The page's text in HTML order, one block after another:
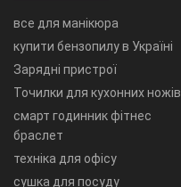
все для манікюра
купити бензопилу в Україні
Зарядні пристрої
Точилки для кухонних ножів
смарт годинник фітнес
браслет
техніка для офісу
сушка для посуду